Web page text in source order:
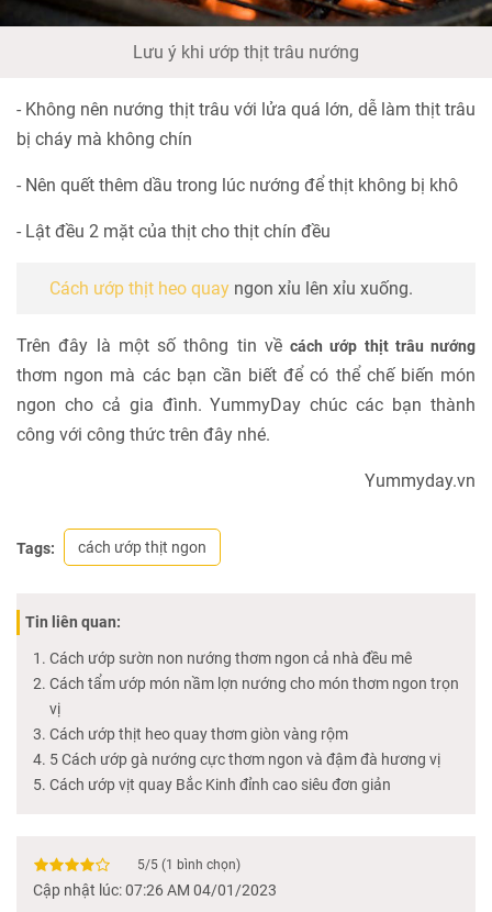
Lưu ý khi ướp thịt trâu nướng
- Không nên nướng thịt trâu với lửa quá lớn, dễ làm thịt trâu
bị cháy mà không chín
- Nên quết thêm dầu trong lúc nướng để thịt không bị khô
- Lật đều 2 mặt của thịt cho thịt chín đều
Cách ướp thịt heo quay ngon xỉu lên xỉu xuống.
Trên đây là một số thông tin về cách ướp thịt trâu nướng
thơm ngon mà các bạn cần biết để có thể chế biến món
ngon cho cả gia đình. YummyDay chúc các bạn thành
công với công thức trên đây nhé.
Yummyday.vn
Tags: cách ướp thịt ngon
Tin liên quan:
Cách ướp sườn non nướng thơm ngon cả nhà đều mê
Cách tẩm ướp món nầm lợn nướng cho món thơm ngon trọn
vị
Cách ướp thịt heo quay thơm giòn vàng rộm
5 Cách ướp gà nướng cực thơm ngon và đậm đà hương vị
Cách ướp vịt quay Bắc Kinh đỉnh cao siêu đơn giản
5/5 (1 bình chọn)
Cập nhật lúc: 07:26 AM 04/01/2023